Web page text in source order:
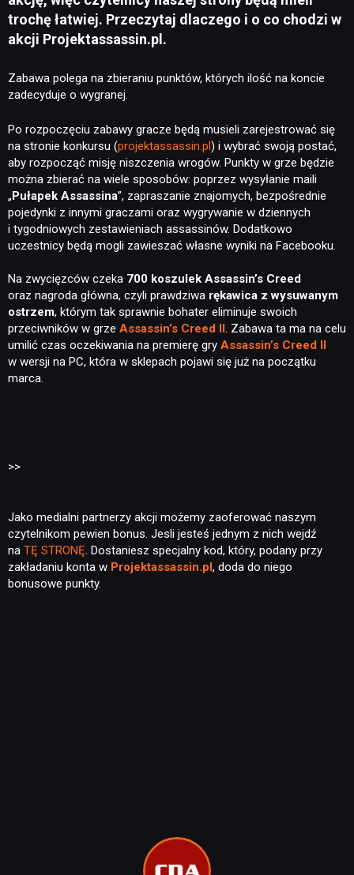
trochę łatwiej. Przeczytaj dlaczego i o co chodzi w
akcji Projektassassin.pl.
Zabawa polega na zbieraniu punktów, których ilość na koncie
zadecyduje o wygranej.
Po rozpoczęciu zabawy gracze będą musieli zarejestrować się
na stronie konkursu (projektassassin.pl) i wybrać swoją postać,
aby rozpocząć misję niszczenia wrogów. Punkty w grze będzie
można zbierać na wiele sposobów: poprzez wysyłanie maili
„Pułapek Assassina”, zapraszanie znajomych, bezpośrednie
pojedynki z innymi graczami oraz wygrywanie w dziennych
i tygodniowych zestawieniach assassinów. Dodatkowo
uczestnicy będą mogli zawieszać własne wyniki na Facebooku.
Na zwycięzców czeka 700 koszulek Assassin’s Creed
oraz nagroda główna, czyli prawdziwa rękawica z wysuwanym
ostrzem, którym tak sprawnie bohater eliminuje swoich
przeciwników w grze Assassin’s Creed II. Zabawa ta ma na celu
umilić czas oczekiwania na premierę gry Assassin’s Creed II
w wersji na PC, która w sklepach pojawi się już na początku
marca.
>>
Jako medialni partnerzy akcji możemy zaoferować naszym
czytelnikom pewien bonus. Jesli jesteś jednym z nich wejdź
na TĘ STRONĘ. Dostaniesz specjalny kod, który, podany przy
zakładaniu konta w Projektassassin.pl, doda do niego
bonusowe punkty.